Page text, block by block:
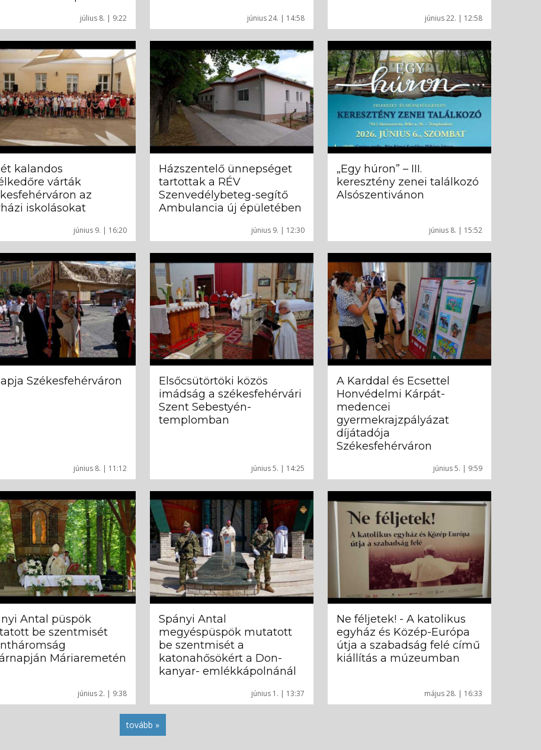
július 8. | 9:22 június 24. | 14:58 június 22. | 12:58
június 9. | 16:20
kalandos
várták
az
iskolásokat
június 9. | 12:30
Házszentelő ünnepséget
tartottak a RÉV
Szenvedélybeteg-segítő
Ambulancia új épületében
június 8. | 15:52
„Egy húron” – III.
keresztény zenei találkozó
Alsószentivánon
június 8. | 11:12
Székesfehérváron
június 5. | 14:25
Elsőcsütörtöki közös
imádság a székesfehérvári
Szent Sebestyén-
templomban
június 5. | 9:59
A Karddal és Ecsettel
Honvédelmi Kárpát-
medencei
gyermekrajzpályázat
díjátadója
Székesfehérváron
június 2. | 9:38
Antal püspök
be szentmisét
Máriaremetén
június 1. | 13:37
Spányi Antal
megyéspüspök mutatott
be szentmisét a
katonahősökért a Don-
kanyar- emlékkápolnánál
május 28. | 16:33
Ne féljetek! - A katolikus
egyház és Közép-Európa
útja a szabadság felé című
kiállítás a múzeumban
tovább »